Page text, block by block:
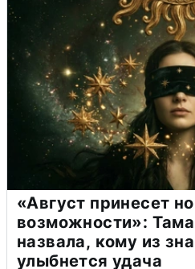
«Август принесет
возможности»:
назвала, кому из
улыбнется удача